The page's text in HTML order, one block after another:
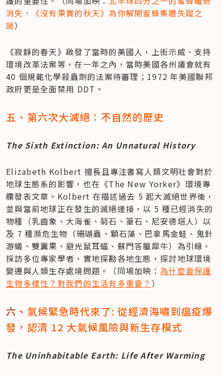
消失，《沒有果實的秋天》為你解開蜜蜂集體失蹤之
謎）
《寂靜的春天》啟發了當時的美國人，上街示威、支持
環境改革法案等，在一年之內，當時美國各州議會就有
40 個規範化學殺蟲劑的法案待審理；1972 年美國聯邦
政府更是全面禁用 DDT。
五、第六次大滅絕：不自然的歷史
The Sixth Extinction: An Unnatural History
Elizabeth Kolbert 擅長且專注書寫人類文明社會對於
地球生態系的影響，也在《The New Yorker》環境專
欄發表文章。Kolbert 在描述過去 5 起大滅絕世界後，
並與當前地球正在發生的滅絕連接，以 5 種已經消失的
物種（乳齒象、大海雀、菊石、筆石、尼安德塔人）以
及 7 種瀕危生物（珊瑚蟲、顆石藻、巴拿馬金蛙、鬼針
游蟻、雙翼果、避光鼠耳蝠、蘇門答臘犀牛）為引線，
採訪多位專家學者、實地探勘各地生態，探討地球環境
變遷與人類生存處境問題。（同場加映： 為什麼要保護
生物多樣性？對我們的生活有多重要？ ）
六、 氣候緊急時代來了: 從經濟海嘯到瘟疫爆
發，認清 12 大氣候風險與新生存模式
The Uninhabitable Earth: Life After Warming